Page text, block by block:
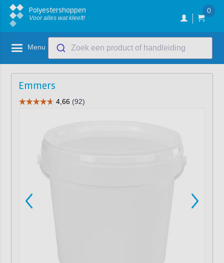
Polyestershoppen
Voor alles wat kleeft!
0
Menu Zoek een product of handleiding
Emmers